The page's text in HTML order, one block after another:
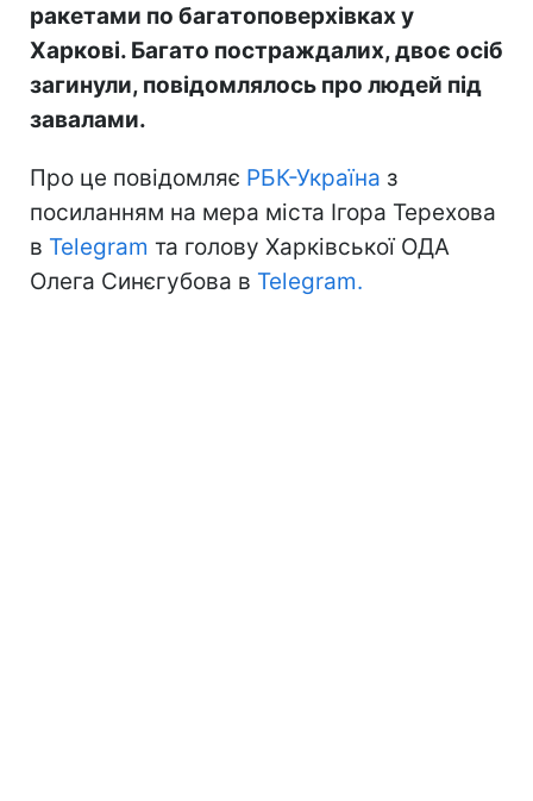
ракетами по багатоповерхівках у
Харкові. Багато постраждалих, двоє осіб
загинули, повідомлялось про людей під
завалами.
Про це повідомляє РБК-Україна з
посиланням на мера міста Ігора Терехова
в Telegram та голову Харківської ОДА
Олега Синєгубова в Telegram.